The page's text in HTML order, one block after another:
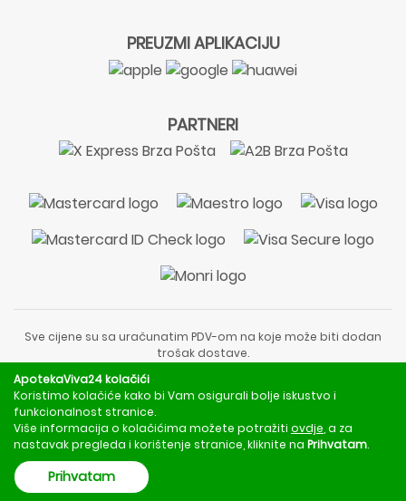
PREUZMI APLIKACIJU
PARTNERI
Sve cijene su sa uračunatim PDV-om na koje može biti dodan
trošak dostave.
liječnički pregled ili savjet farmaceuta.
Za obavijesti o mjerama opreza, rizicima i nuspojavama
obratite se svom liječniku ili farmaceutu.
Copyright © 2020 - 2026 | ApotekaViva24 | Sva prava zadržava
ApotekaViva24 kolačići
Koristimo kolačiće kako bi Vam osigurali bolje iskustvo i
funkcionalnost stranice.
Više informacija o kolačićima možete potražiti ovdje , a za
nastavak pregleda i korištenje stranice, kliknite na Prihvatam.
Prihvatam